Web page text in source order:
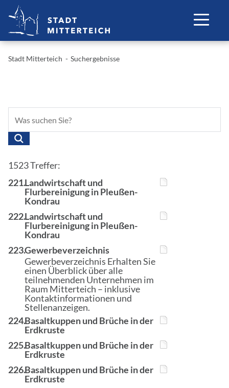
Stadt Mitterteich Suchergebnisse
1523 Treffer:
221.Landwirtschaft und
Flurbereinigung in Pleußen-
Kondrau
222.Landwirtschaft und
Flurbereinigung in Pleußen-
Kondrau
223.Gewerbeverzeichnis
Gewerbeverzeichnis Erhalten Sie
einen Überblick über alle
teilnehmenden Unternehmen im
Raum Mitterteich – inklusive
Kontaktinformationen und
Stellenanzeigen.
224.Basaltkuppen und Brüche in der
Erdkruste
225.Basaltkuppen und Brüche in der
Erdkruste
226.Basaltkuppen und Brüche in der
Erdkruste